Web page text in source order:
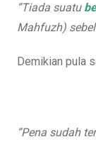
“Tiada suatu
Mahfuzh)
Demikian pula
“Pena sudah